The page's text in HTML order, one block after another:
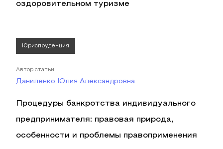
оздоровительном туризме
Юриспруденция
Автор статьи
Даниленко Юлия Александровна
Процедуры банкротства индивидуального
предпринимателя: правовая природа,
особенности и проблемы правоприменения